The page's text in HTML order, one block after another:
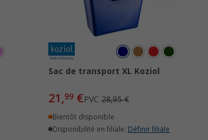
Sac de transport XL Koziol
21,99€PVC28,95 €
Bientôt disponible
Disponibilité en filiale: Définir filiale